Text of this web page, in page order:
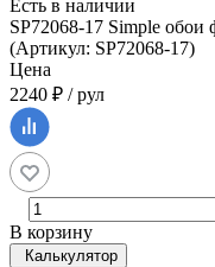
Есть в наличии
SP72068-17 Simple
(Артикул: SP72068-17)
Цена
2240 ₽ / рул
В корзину
Калькулятор